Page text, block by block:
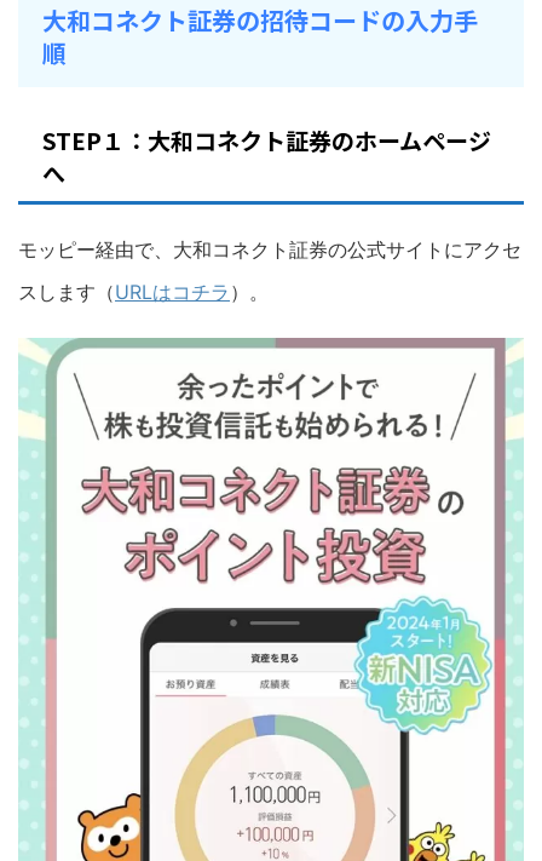
大和コネクト証券の招待コードの入力手
順
STEP１：大和コネクト証券のホームページ
へ
モッピー経由で、大和コネクト証券の公式サイトにアクセ
スします（URLはコチラ ）。